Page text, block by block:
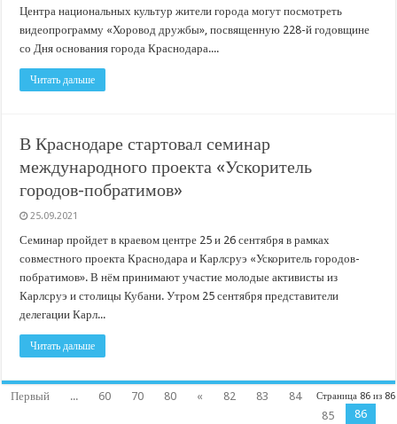
Центра национальных культур жители города могут посмотреть
видеопрограмму «Хоровод дружбы», посвященную 228-й годовщине
со Дня основания города Краснодара....
Читать дальше
В Краснодаре стартовал семинар
международного проекта «Ускоритель
городов-побратимов»
25.09.2021
Семинар пройдет в краевом центре 25 и 26 сентября в рамках
совместного проекта Краснодара и Карлсруэ «Ускоритель городов-
побратимов». В нём принимают участие молодые активисты из
Карлсруэ и столицы Кубани. Утром 25 сентября представители
делегации Карл...
Читать дальше
Страница 86 из 86
Первый ... 60 70 80 « 82 83
84
85
86